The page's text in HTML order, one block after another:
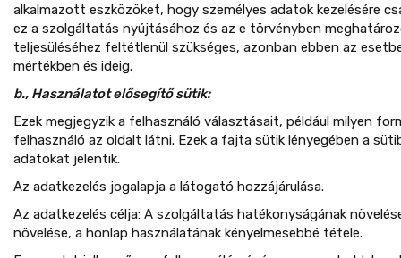
alkalmazott eszközöket, hogy személyes adatok kezelésére
ez a szolgáltatás nyújtásához és az e törvényben
teljesüléséhez feltétlenül szükséges, azonban ebben az
mértékben és ideig.
b., Használatot elősegítő sütik:
Ezek megjegyzik a felhasználó választásait, például milyen
felhasználó az oldalt látni. Ezek a fajta sütik lényegében a
adatokat jelentik.
Az adatkezelés jogalapja a látogató hozzájárulása.
Az adatkezelés célja: A szolgáltatás hatékonyságának
növelése, a honlap használatának kényelmesebbé tétele.